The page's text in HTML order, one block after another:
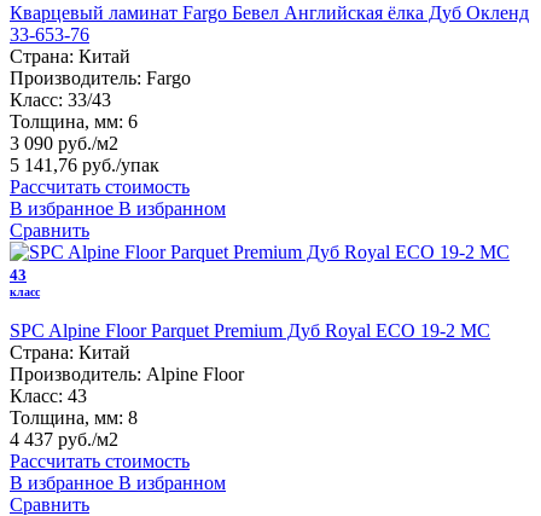
Кварцевый ламинат Fargo Бевел Английская ёлка Дуб Окленд
33-653-76
Страна: Китай
Производитель: Fargo
Класс: 33/43
Толщина, мм: 6
3 090 руб./м2
5 141,76 руб./упак
Рассчитать стоимость
В избранное В избранном
Сравнить
43
класс
SPC Alpine Floor Parquet Premium Дуб Royal ECO 19-2 MC
Страна: Китай
Производитель: Alpine Floor
Класс: 43
Толщина, мм: 8
4 437 руб./м2
Рассчитать стоимость
В избранное В избранном
Сравнить